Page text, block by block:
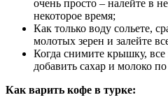
очень просто – налейте в
некоторое время;
Как только воду сольете,
молотых зерен и залейте
Когда снимите крышку,
добавить сахар и молоко по
Как варить кофе в турке: